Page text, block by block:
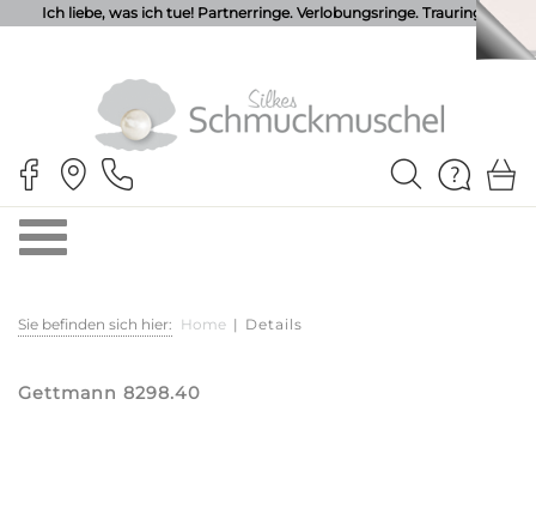
Ich liebe, was ich tue! Partnerringe. Verlobungsringe. Trauringe.
Sie befinden sich hier: Home | Details
Gettmann 8298.40